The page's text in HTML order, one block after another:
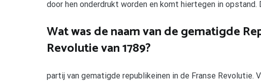
door hen onderdrukt worden en komt hiertegen in
Wat was de naam van de gematigde
Revolutie van 1789?
partij van gematigde republikeinen in de Franse